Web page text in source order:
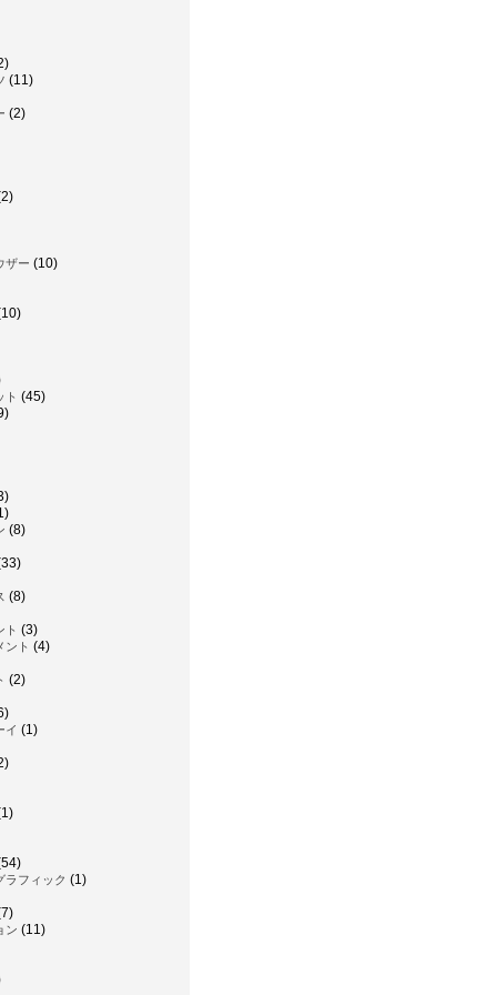
(11)
(2)
ザー (10)
ト (45)
(8)
(8)
ト (3)
ント (4)
(2)
イ (1)
ラフィック (1)
ン (11)